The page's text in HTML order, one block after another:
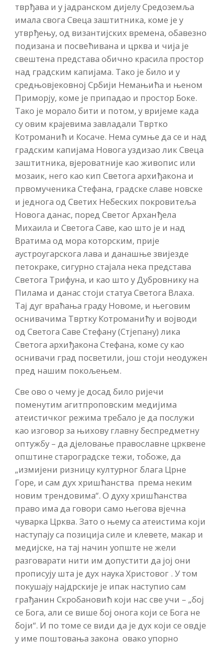
тврђава и у јадранском дијелу Средоземља
имала свога Свеца заштитника, коме је у
утврђењу, од византијских времена, обавезно
подизана и посвећивана и црква и чија је
свештена представа обично красила простор
над градским капијама. Тако је било и у
средњовјековној Србији Немањића и њеном
Приморју, коме је припадао и простор Боке.
Тако је морало бити и потом, у вријеме када
су овим крајевима завладали Твртко
Котроманић и Косаче. Нема сумње да се и над
градским капијама Новога уздизао лик Свеца
заштитника, вјероватније као живопис или
мозаик, него као кип Светога архиђакона и
првомученика Стефана, градске славе новске
и једнога од Светих Небеских покровитеља
Новога данас, поред Светог Арханђела
Михаила и Светога Саве, као што је и над
Вратима од мора которским, прије
аустроугарскога лава и данашње звијезде
петокраке, сигурно стајала нека представа
Светога Трифуна, и као што у Дубровнику на
Пилама и данас стоји статуа Светога Влаха.
Тај дуг враћања граду Новоме, и његовим
оснивачима Твртку Котроманићу и војводи
од Светога Саве Стефану (Стјепану) лика
Светога архиђакона Стефана, коме су као
оснивачи град посветили, још стоји неодужен
пред нашим покољењем.
Све ово о чему је досад било ријечи
поменутим агитпроповским медијима
атеистичког режима требало је да послужи
као изговор за њихову главну беспредметну
оптужбу – да дјеловање православне црквене
општине староградске тежи, тобоже, да
„измијени ризницу културног блага Црне
Горе, и сам дух хришћанства према неким
новим трендовима“. О духу хришћанства
право има да говори само његова вјечна
чуварка Црква. Зато о њему са атеистима који
наступају са позиција силе и клевете, макар и
медијске, на тај начин уопште не жели
разговарати нити им допустити да јој они
прописују шта је дух наука Христовог . У том
покушају најдрскије је ипак наступио сам
грађанин Скробановић који нас све учи – „бој
се Бога, али се више бој онога који се Бога не
боји“. И по томе се види да је дух који се овдје
у име поштовања закона овако упорно